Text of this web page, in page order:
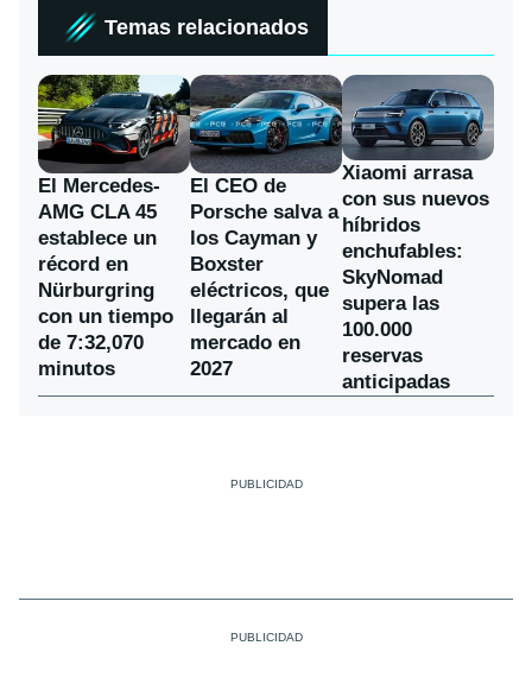
Temas relacionados
El Mercedes-
AMG CLA 45
establece un
récord en
Nürburgring
con un tiempo
de 7:32,070
minutos
El CEO de
Porsche salva a
los Cayman y
Boxster
eléctricos, que
llegarán al
mercado en
2027
Xiaomi arrasa
con sus nuevos
híbridos
enchufables:
SkyNomad
supera las
100.000
reservas
anticipadas